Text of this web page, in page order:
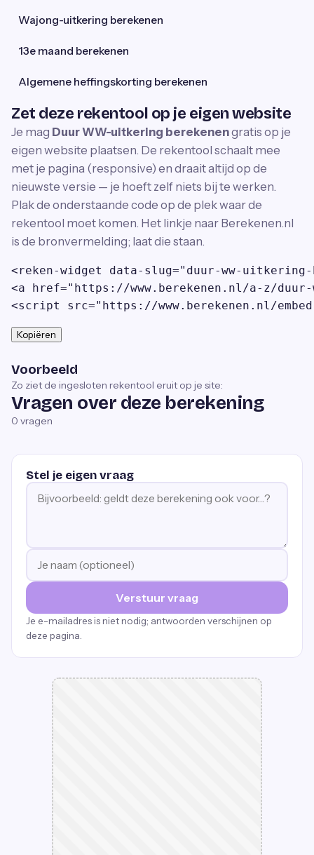
Wajong-uitkering berekenen
13e maand berekenen
Algemene heffingskorting berekenen
Zet deze rekentool op je eigen website
Je mag Duur WW-uitkering berekenengratis op je
eigen website plaatsen. De rekentool schaalt mee
met je pagina (responsive) en draait altijd op de
nieuwste versie — je hoeft zelf niets bij te werken.
Plak de onderstaande code op de plek waar de
rekentool moet komen. Het linkje naar Berekenen.nl
is de bronvermelding; laat die staan.
<reken-widget data-slug="duur-ww-uitkering-
<a href="https://www.berekenen.nl/a-z/duur-
<script src="https://www.berekenen.nl/
Kopiëren
Voorbeeld
Zo ziet de ingesloten rekentool eruit op je site:
Vragen over deze berekening
0 vragen
Stel je eigen vraag
Verstuur vraag
Je e-mailadres is niet nodig; antwoorden verschijnen op
deze pagina.